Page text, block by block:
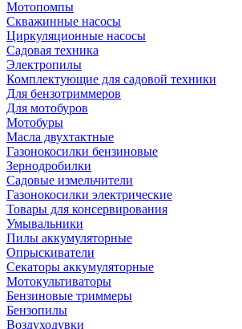
Мотопомпы
Скважинные насосы
Циркуляционные насосы
Садовая техника
Электропилы
Комплектующие для садовой техники
Для бензотриммеров
Для мотобуров
Мотобуры
Масла двухтактные
Газонокосилки бензиновые
Зернодробилки
Садовые измельчители
Газонокосилки электрические
Товары для консервирования
Умывальники
Пилы аккумуляторные
Опрыскиватели
Секаторы аккумуляторные
Мотокультиваторы
Бензиновые триммеры
Бензопилы
Воздуходувки